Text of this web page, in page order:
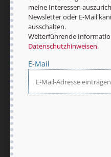
AGB und
Vertrag widerrufen
meine Interessen
Newsletter oder E-Mail
ausschalten.
Weiterführende
Datenschutzhinweisen.
E-Mail